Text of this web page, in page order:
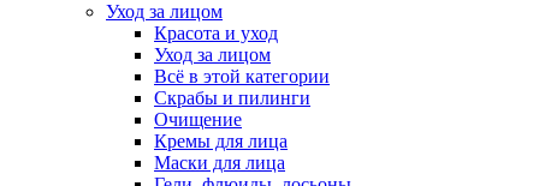
Уход за лицом
Красота и уход
Уход за лицом
Всё в этой категории
Скрабы и пилинги
Очищение
Кремы для лица
Маски для лица